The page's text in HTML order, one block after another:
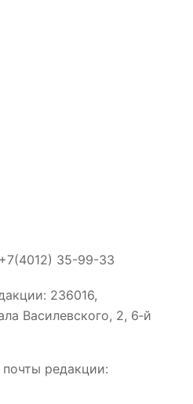
35-99-33
236016,
Василевского, 2, 6‑й
редакции: